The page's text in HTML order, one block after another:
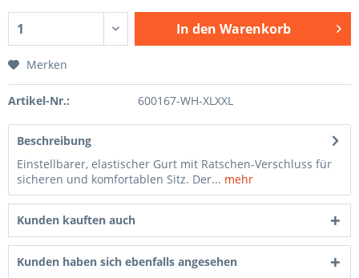
In den Warenkorb
Merken
Artikel-Nr.: 600167-WH-XLXXL
Beschreibung
Einstellbarer, elastischer Gurt mit Ratschen-Verschluss für
sicheren und komfortablen Sitz. Der... mehr
Kunden kauften auch
Kunden haben sich ebenfalls angesehen